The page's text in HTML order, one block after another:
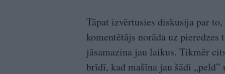
Tāpat izvērtusies diskusija par
komentētājs norāda uz
jāsamazina jau laikus. Tikmēr
brīdī, kad mašīna jau šādi